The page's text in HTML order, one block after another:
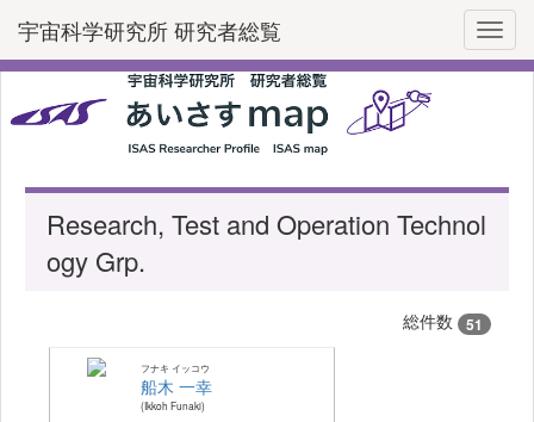
宇宙科学研究所 研究者総覧
Research, Test and Operation Technol
ogy Grp.
総件数 51
フナキ イッコウ
船木 一幸
Ikkoh Funaki